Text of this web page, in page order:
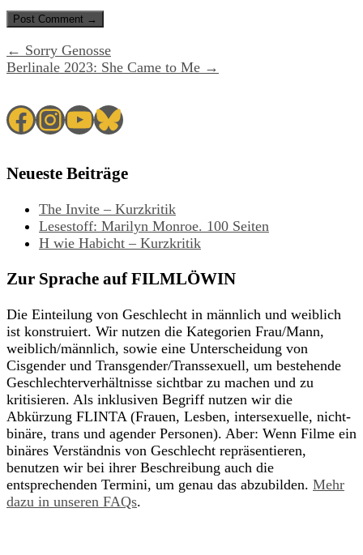
← Sorry Genosse
Berlinale 2023: She Came to Me →
Facebook
Instagram
YouTube
Bluesky
Neueste Beiträge
The Invite – Kurzkritik
Lesestoff: Marilyn Monroe. 100 Seiten
H wie Habicht – Kurzkritik
Zur Sprache auf FILMLÖWIN
Die Einteilung von Geschlecht in männlich und weiblich
ist konstruiert. Wir nutzen die Kategorien Frau/Mann,
weiblich/männlich, sowie eine Unterscheidung von
Cisgender und Transgender/Transsexuell, um bestehende
Geschlechterverhältnisse sichtbar zu machen und zu
kritisieren. Als inklusiven Begriff nutzen wir die
Abkürzung FLINTA (Frauen, Lesben, intersexuelle, nicht-
binäre, trans und agender Personen). Aber: Wenn Filme ein
binäres Verständnis von Geschlecht repräsentieren,
benutzen wir bei ihrer Beschreibung auch die
entsprechenden Termini, um genau das abzubilden. Mehr
dazu in unseren FAQs.